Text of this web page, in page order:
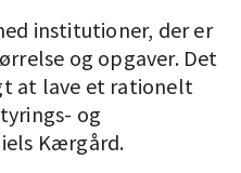
institutioner, der er
og opgaver. Det
at lave et rationelt
og
Kærgård.